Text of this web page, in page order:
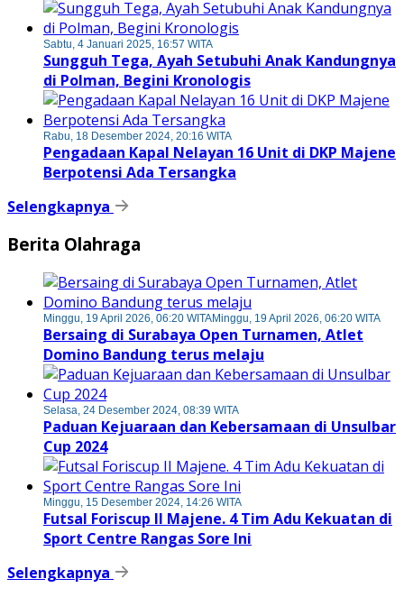
Sabtu, 4 Januari 2025, 16:57 WITA
Sungguh Tega, Ayah Setubuhi Anak Kandungnya
di Polman, Begini Kronologis
Rabu, 18 Desember 2024, 20:16 WITA
Pengadaan Kapal Nelayan 16 Unit di DKP Majene
Berpotensi Ada Tersangka
Selengkapnya
Berita Olahraga
Minggu, 19 April 2026, 06:20 WITAMinggu, 19 April 2026, 06:20 WITA
Bersaing di Surabaya Open Turnamen, Atlet
Domino Bandung terus melaju
Selasa, 24 Desember 2024, 08:39 WITA
Paduan Kejuaraan dan Kebersamaan di Unsulbar
Cup 2024
Minggu, 15 Desember 2024, 14:26 WITA
Futsal Foriscup II Majene. 4 Tim Adu Kekuatan di
Sport Centre Rangas Sore Ini
Selengkapnya